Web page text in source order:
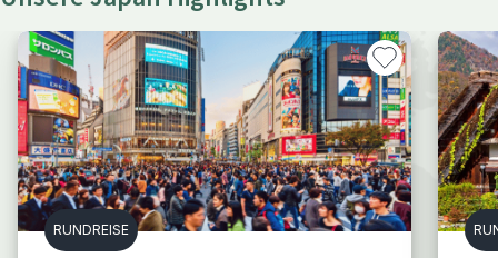
RUNDREISE